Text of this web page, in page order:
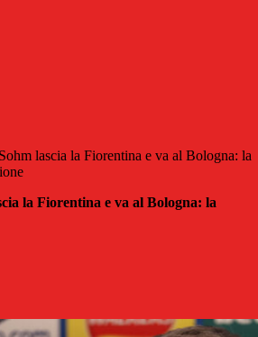
lascia la Fiorentina e va al Bologna: la
la Fiorentina e va al Bologna: la